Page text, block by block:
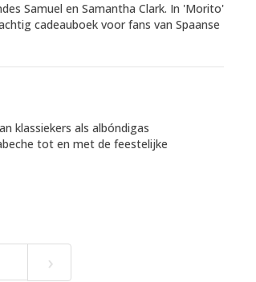
Samuel en Samantha Clark. In 'Morito'
cadeauboek voor fans van Spaanse
klassiekers als albóndigas
tot en met de feestelijke
›